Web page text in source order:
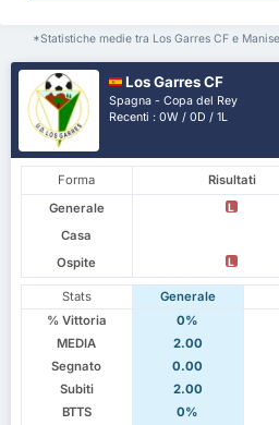
*Statistiche medie tra Los Garres CF e
Los Garres CF
Spagna - Copa del Rey
Recenti : 0W / 0D / 1L
Forma Risultati
Generale
L
Casa
Ospite L
Stats Generale
% Vittoria
0%
MEDIA
2.00
Segnato
0.00
Subiti
2.00
BTTS
0%